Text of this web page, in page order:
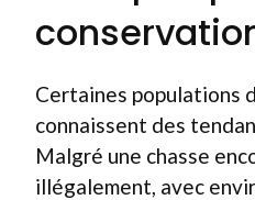
Certaines populations
connaissent des
Malgré une chasse
illégalement, avec